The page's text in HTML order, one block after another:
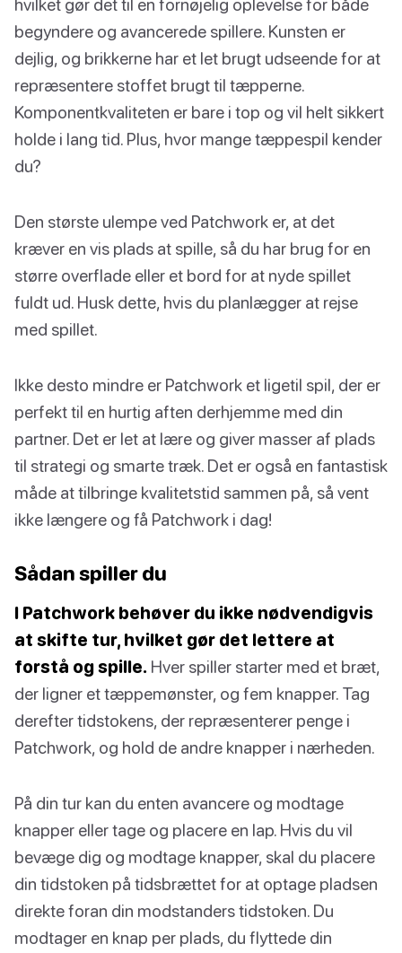
hvilket gør det til en fornøjelig oplevelse for både
begyndere og avancerede spillere. Kunsten er
dejlig, og brikkerne har et let brugt udseende for at
repræsentere stoffet brugt til tæpperne.
Komponentkvaliteten er bare i top og vil helt sikkert
holde i lang tid. Plus, hvor mange tæppespil kender
du?
Den største ulempe ved Patchwork er, at det
kræver en vis plads at spille, så du har brug for en
større overflade eller et bord for at nyde spillet
fuldt ud. Husk dette, hvis du planlægger at rejse
med spillet.
Ikke desto mindre er Patchwork et ligetil spil, der er
perfekt til en hurtig aften derhjemme med din
partner. Det er let at lære og giver masser af plads
til strategi og smarte træk. Det er også en fantastisk
måde at tilbringe kvalitetstid sammen på, så vent
ikke længere og få Patchwork i dag!
Sådan spiller du
I Patchwork behøver du ikke nødvendigvis
at skifte tur, hvilket gør det lettere at
forstå og spille. Hver spiller starter med et bræt,
der ligner et tæppemønster, og fem knapper. Tag
derefter tidstokens, der repræsenterer penge i
Patchwork, og hold de andre knapper i nærheden.
På din tur kan du enten avancere og modtage
knapper eller tage og placere en lap. Hvis du vil
bevæge dig og modtage knapper, skal du placere
din tidstoken på tidsbrættet for at optage pladsen
direkte foran din modstanders tidstoken. Du
modtager en knap per plads, du flyttede din